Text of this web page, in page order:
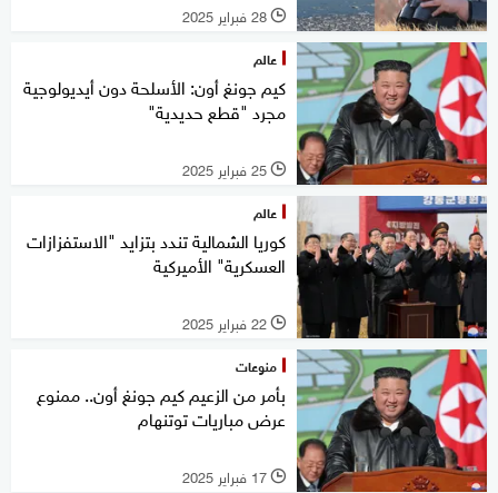
l 28 فبراير 2025
عالم
كيم جونغ أون: الأسلحة دون أيديولوجية
مجرد "قطع حديدية"‭
l 25 فبراير 2025
عالم
كوريا الشمالية تندد بتزايد "الاستفزازات
العسكرية" الأميركية
l 22 فبراير 2025
منوعات
بأمر من الزعيم كيم جونغ أون.. ممنوع
عرض مباريات توتنهام
l 17 فبراير 2025